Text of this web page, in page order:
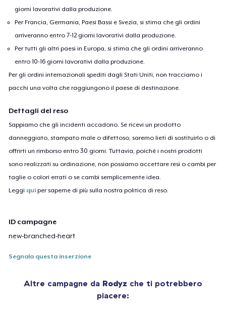
giorni lavorativi dalla produzione.
Per Francia, Germania, Paesi Bassi e Svezia, si stima che gli ordini
arriveranno entro 7-12 giorni lavorativi dalla produzione.
Per tutti gli altri paesi in Europa, si stima che gli ordini arriveranno
entro 10-16 giorni lavorativi dalla produzione.
Per gli ordini internazionali spediti dagli Stati Uniti, non tracciamo i
pacchi una volta che raggiungono il paese di destinazione.
Dettagli del reso
Sappiamo che gli incidenti accadono. Se ricevi un prodotto
danneggiato, stampato male o difettoso, saremo lieti di sostituirlo o di
offrirti un rimborso entro 30 giorni. Tuttavia, poiché i nostri prodotti
sono realizzati su ordinazione, non possiamo accettare resi o cambi per
taglie o colori errati o se cambi semplicemente idea.
Leggi qui per saperne di più sulla nostra politica di reso.
ID campagne
new-branched-heart
Segnala questa inserzione
Altre campagne da Rodyz che ti potrebbero
piacere: